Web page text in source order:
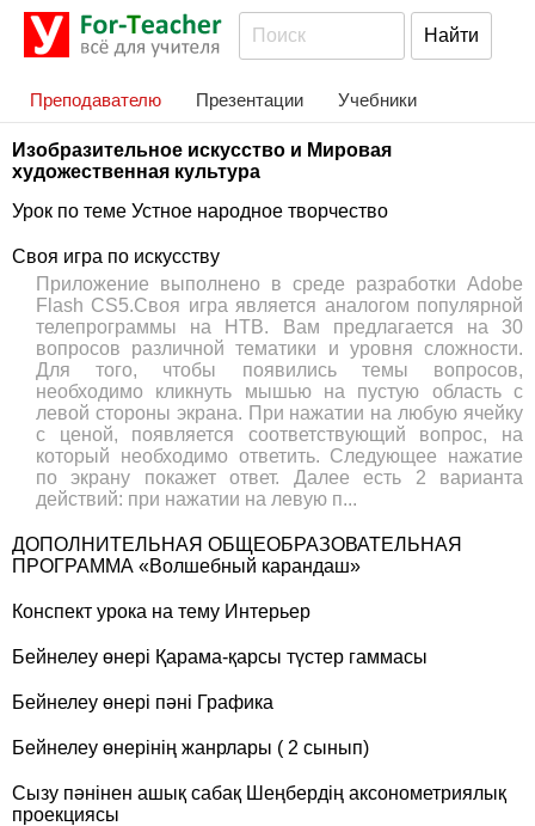
Преподавателю Презентации Учебники
Изобразительное искусство и Мировая
художественная культура
Урок по теме Устное народное творчество
Своя игра по искусству
Приложение выполнено в среде разработки Adobe
Flash CS5.Своя игра является аналогом популярной
телепрограммы на НТВ. Вам предлагается на 30
вопросов различной тематики и уровня сложности.
Для того, чтобы появились темы вопросов,
необходимо кликнуть мышью на пустую область с
левой стороны экрана. При нажатии на любую ячейку
с ценой, появляется соответствующий вопрос, на
который необходимо ответить. Следующее нажатие
по экрану покажет ответ. Далее есть 2 варианта
действий: при нажатии на левую п...
ДОПОЛНИТЕЛЬНАЯ ОБЩЕОБРАЗОВАТЕЛЬНАЯ
ПРОГРАММА «Волшебный карандаш»
Конспект урока на тему Интерьер
Бейнелеу өнері Қарама-қарсы түстер гаммасы
Бейнелеу өнері пәні Графика
Бейнелеу өнерінің жанрлары ( 2 сынып)
Сызу пәнінен ашық сабақ Шеңбердің аксонометриялық
проекциясы